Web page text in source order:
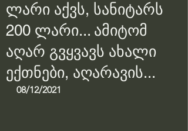
ლარი აქვს, სანიტარს
200 ლარი... ამიტომ
აღარ გვყვავს ახალი
ექთნები, აღარავის...
08/12/2021